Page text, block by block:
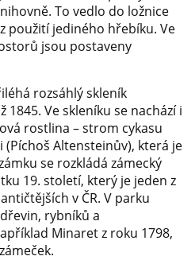
To vedlo do ložnice
použití jediného hřebíku. Ve
jsou postaveny
rozsáhlý skleník
1845. Ve skleníku se nachází i
rostlina – strom cykasu
Altensteinův), která je
se rozkládá zámecký
19. století, který je jeden z
v ČR. V parku
rybníků a
Minaret z roku 1798,